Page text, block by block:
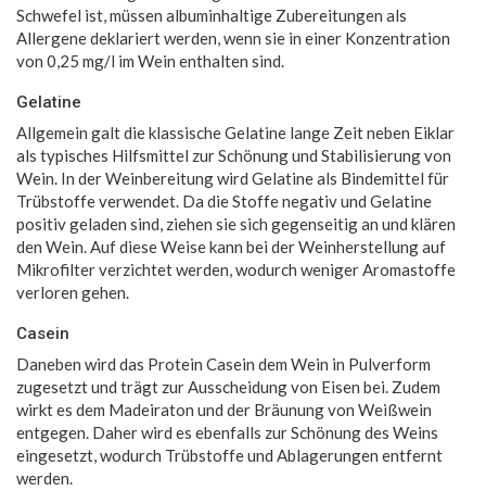
Schwefel ist, müssen albuminhaltige Zubereitungen als
Allergene deklariert werden, wenn sie in einer Konzentration
von 0,25 mg/l im Wein enthalten sind.
Gelatine
Allgemein galt die klassische Gelatine lange Zeit neben Eiklar
als typisches Hilfsmittel zur Schönung und Stabilisierung von
Wein. In der Weinbereitung wird Gelatine als Bindemittel für
Trübstoffe verwendet. Da die Stoffe negativ und Gelatine
positiv geladen sind, ziehen sie sich gegenseitig an und klären
den Wein. Auf diese Weise kann bei der Weinherstellung auf
Mikrofilter verzichtet werden, wodurch weniger Aromastoffe
verloren gehen.
Casein
Daneben wird das Protein Casein dem Wein in Pulverform
zugesetzt und trägt zur Ausscheidung von Eisen bei. Zudem
wirkt es dem Madeiraton und der Bräunung von Weißwein
entgegen. Daher wird es ebenfalls zur Schönung des Weins
eingesetzt, wodurch Trübstoffe und Ablagerungen entfernt
werden.